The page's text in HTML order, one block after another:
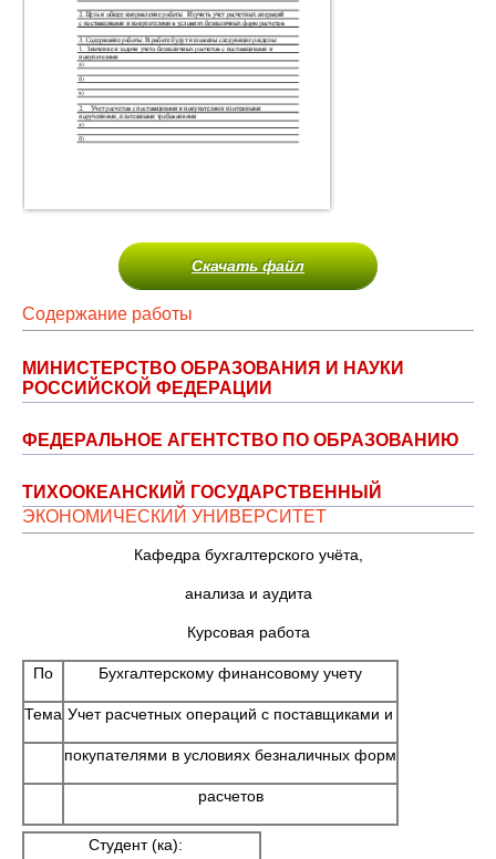
Скачать файл
Содержание работы
МИНИСТЕРСТВО ОБРАЗОВАНИЯ И НАУКИ
РОССИЙСКОЙ ФЕДЕРАЦИИ
ФЕДЕРАЛЬНОЕ АГЕНТСТВО ПО ОБРАЗОВАНИЮ
ТИХООКЕАНСКИЙ ГОСУДАРСТВЕННЫЙ
ЭКОНОМИЧЕСКИЙ УНИВЕРСИТЕТ
Кафедра бухгалтерского учёта,
анализа и аудита
Курсовая работа
По Бухгалтерскому финансовому учету
Тема Учет расчетных операций с поставщиками и
покупателями в условиях безналичных форм
расчетов
Студент (ка):